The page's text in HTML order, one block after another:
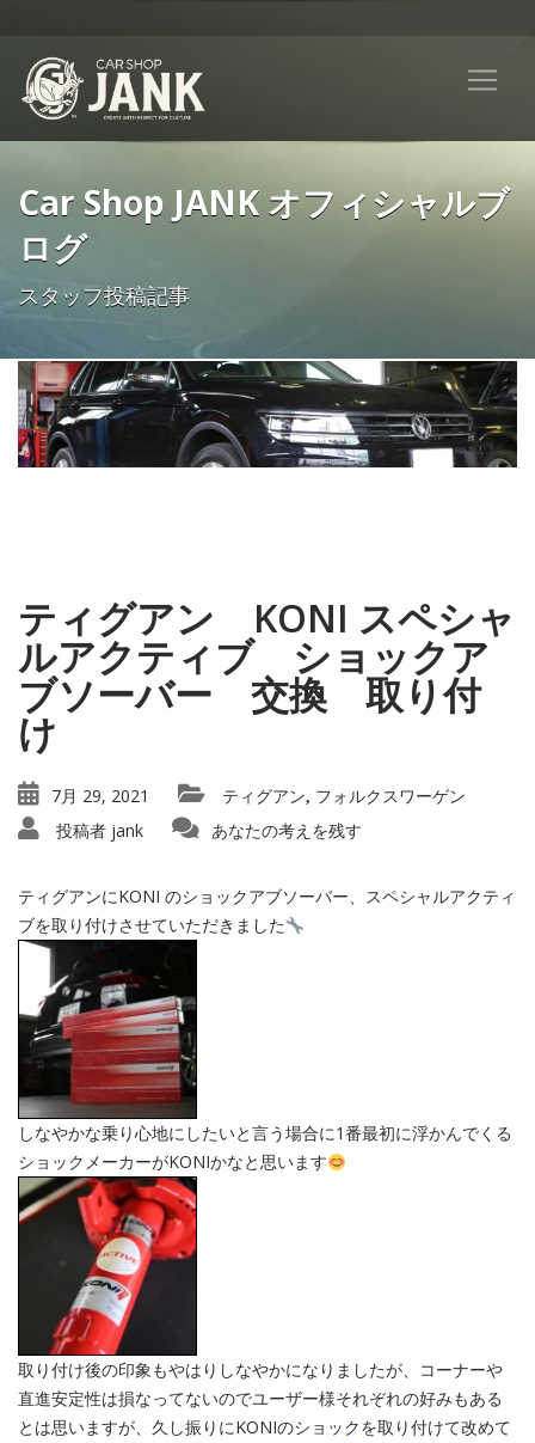
Car Shop JANK オフィシャルブ
ログ
スタッフ投稿記事
ティグアン KONI スペシャ
ルアクティブ ショックア
ブソーバー 交換 取り付
け
7月 29, 2021 ティグアン, フォルクスワーゲン
投稿者 jank あなたの考えを残す
ティグアンにKONI のショックアブソーバー、スペシャルアクティ
ブを取り付けさせていただきました
しなやかな乗り心地にしたいと言う場合に1番最初に浮かんでくる
ショックメーカーがKONIかなと思います
取り付け後の印象もやはりしなやかになりましたが、コーナーや
直進安定性は損なってないのでユーザー様それぞれの好みもある
とは思いますが、久し振りにKONIのショックを取り付けて改めて